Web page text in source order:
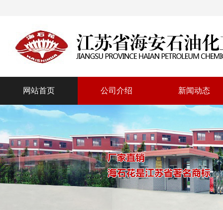
网站首页 公司介绍 新闻动态